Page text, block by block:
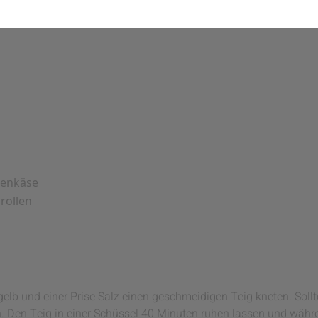
und einer Prise Salz einen geschmeidigen Teig kneten.
Den Teig in einer Schüssel 40 Minuten ruhen lassen und